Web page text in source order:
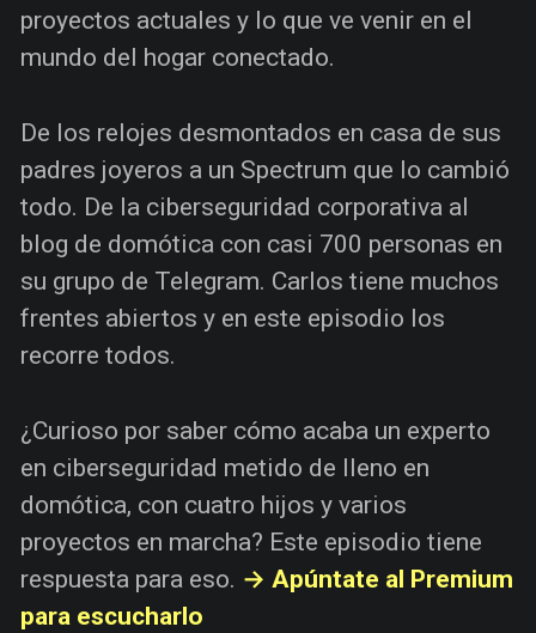
proyectos actuales y lo que ve venir en el
mundo del hogar conectado.
De los relojes desmontados en casa de sus
padres joyeros a un Spectrum que lo cambió
todo. De la ciberseguridad corporativa al
blog de domótica con casi 700 personas en
su grupo de Telegram. Carlos tiene muchos
frentes abiertos y en este episodio los
recorre todos.
¿Curioso por saber cómo acaba un experto
en ciberseguridad metido de lleno en
domótica, con cuatro hijos y varios
proyectos en marcha? Este episodio tiene
respuesta para eso. → Apúntate al Premium
para escucharlo